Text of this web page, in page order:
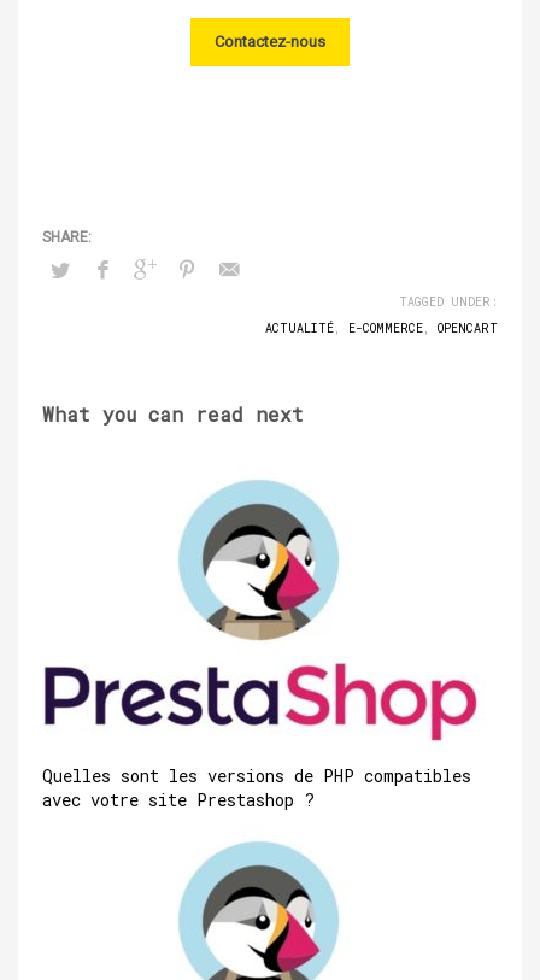
Contactez-nous
TAGGED UNDER:
ACTUALITÉ, E-COMMERCE, OPENCART
What you can read next
Quelles sont les versions de PHP compatibles
avec votre site Prestashop ?